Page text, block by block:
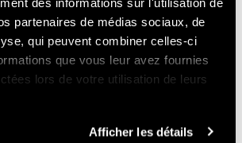
partenaires de médias sociaux, de
qui peuvent combiner celles-ci
que vous leur avez fournies
lors de votre utilisation de leurs
Afficher les détails
d’Alou (2337 m)
et ses mélèzes centenaires
d'Europe, le Basso d’Alou, les
Tortin et Novelly, Planchouet et ses